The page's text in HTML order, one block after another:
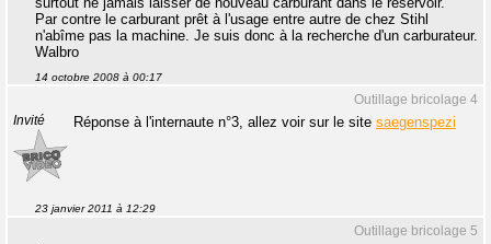
Par contre le carburant prêt à l'usage entre autre de chez Stihl
n'abîme pas la machine. Je suis donc à la recherche d'un carburateur.
Walbro
14 octobre 2008 à 00:17
Outillage bricolage 4
Invité Réponse à l'internaute n°3, allez voir sur le site saegenspezi
23 janvier 2011 à 12:29
Outillage bricolage 5